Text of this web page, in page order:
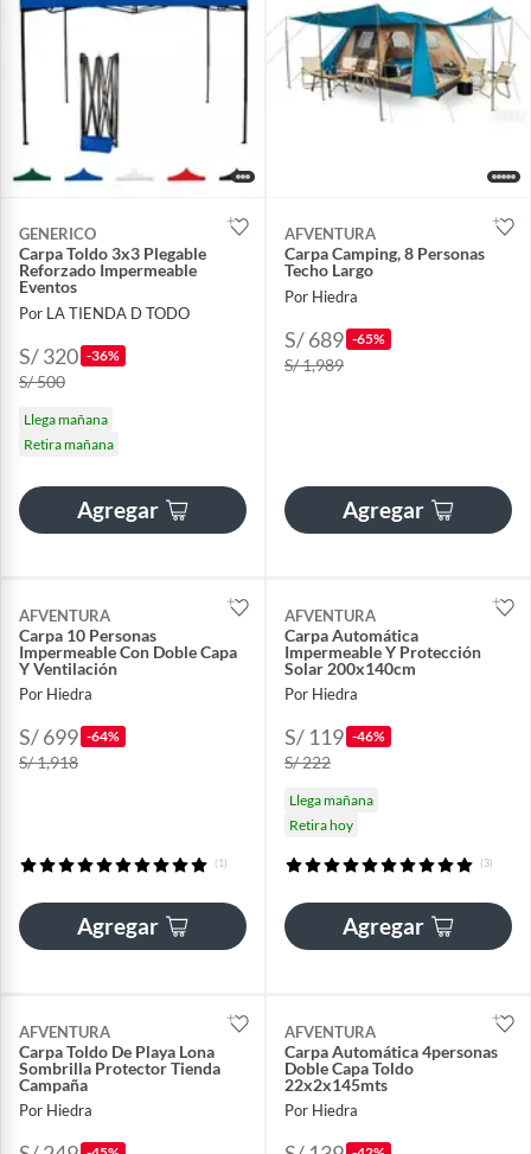
GENERICO
Carpa Toldo 3x3 Plegable
Reforzado Impermeable
Eventos
Por LA TIENDA D TODO
S/ 320 -36%
S/ 500
Llega mañana
Retira mañana
Agregar
AFVENTURA
Carpa Camping, 8 Personas
Techo Largo
Por Hiedra
S/ 689 -65%
S/ 1,989
Agregar
AFVENTURA
Carpa 10 Personas
Impermeable Con Doble Capa
Y Ventilación
Por Hiedra
S/ 699 -64%
S/ 1,918
(1)
Agregar
AFVENTURA
Carpa Automática
Impermeable Y Protección
Solar 200x140cm
Por Hiedra
S/ 119 -46%
S/ 222
Llega mañana
Retira hoy
(3)
Agregar
AFVENTURA
Carpa Toldo De Playa Lona
Sombrilla Protector Tienda
Campaña
Por Hiedra
AFVENTURA
Carpa Automática 4personas
Doble Capa Toldo
22x2x145mts
Por Hiedra